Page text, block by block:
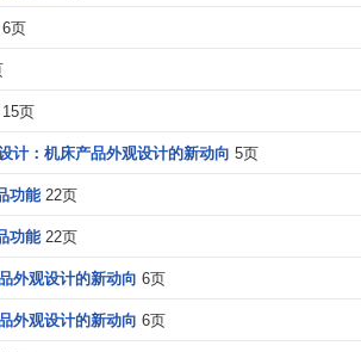
涉及
随着科学技术的发展，人们生活水平的
品美学。
的研究对象之一。
6页
15页
计：机床产品外观设计的新动向 5页
功能 22页
功能 22页
外观设计的新动向 6页
外观设计的新动向 6页